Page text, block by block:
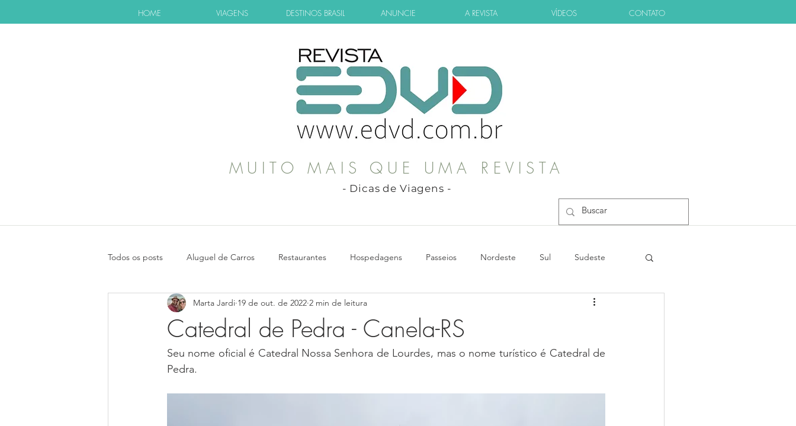
HOME VIAGENS DESTINOS BRASIL ANUNCIE A REVISTA VÍDEOS CONTATO
MUITO MAIS QUE UMA REVISTA
- Dicas de Viagens -
Todos os posts Aluguel de Carros Restaurantes Hospedagens Passeios Nordeste Sul Sudeste
Centro-Oeste Norte MINAS GERAIS-MG SÃO PAULO-SP ESPÍRITO SANTO-ES
ALAGOAS-AL BAHIA-BA CEARÁ-CE MARANHÃO (MA) Paraíba (PB) Pernambuco (PE) Piauí (PI)
Catedral de Pedra - Canela-RS
Marta Jardi 19 de out. de 2022 2 min de leitura
Seu nome oficial é Catedral Nossa Senhora de Lourdes, mas o nome turístico é Catedral de
Pedra.